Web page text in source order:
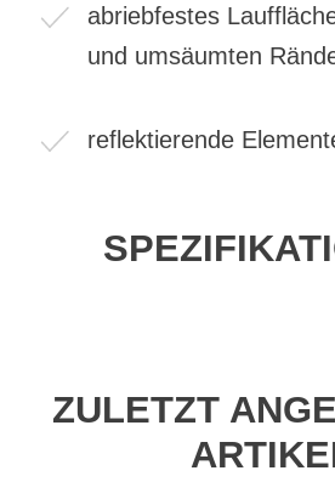
abriebfestes
und umsäumten
reflektierende
ZULETZT